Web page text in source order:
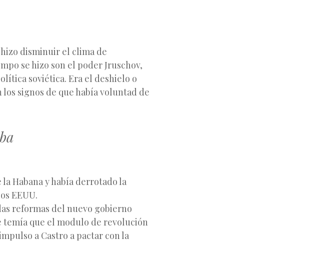
disminuir el clima de
se hizo son el poder Jruschov,
soviética. Era el deshielo o
signos de que había voluntad de
la Habana y había derrotado la
EEUU.
reformas del nuevo gobierno
temía que el modulo de revolución
a Castro a pactar con la